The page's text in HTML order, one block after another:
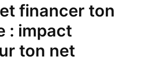
financer ton
: impact
ton net